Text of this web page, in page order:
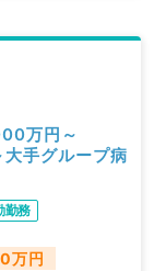
さい。
万円～
手グループ病
勤務
万円